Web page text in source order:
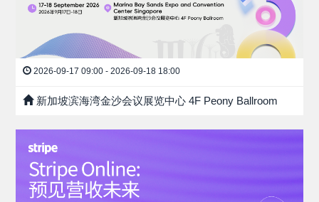
2026-09-17 09:00 - 2026-09-18 18:00
新加坡滨海湾金沙会议展览中心 4F Peony Ballroom